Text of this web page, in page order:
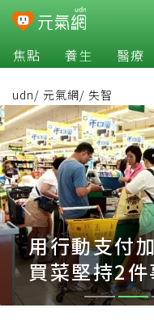
焦點 養生 醫療
udn/ 元氣網/ 失智
用行動支付
買菜堅持2
化